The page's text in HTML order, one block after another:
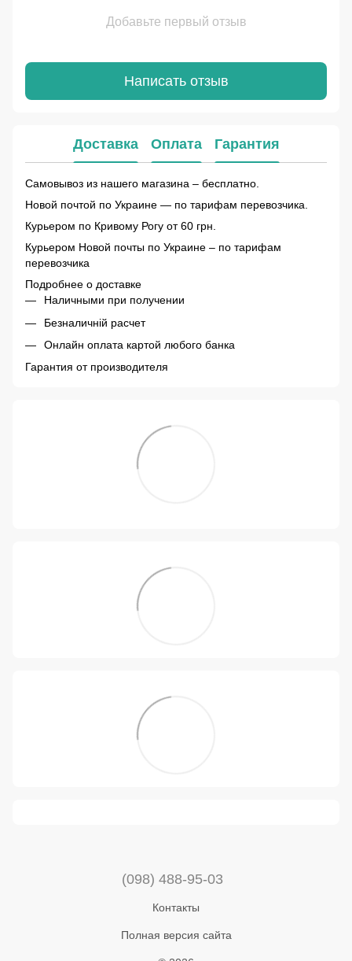
Добавьте первый отзыв
Написать отзыв
Доставка Оплата Гарантия
Самовывоз из нашего магазина – бесплатно.
Новой почтой по Украине — по тарифам перевозчика.
Курьером по Кривому Рогу от 60 грн.
Курьером Новой почты по Украине – по тарифам
перевозчика
Подробнее о доставке
Наличными при получении
Безналичній расчет
Онлайн оплата картой любого банка
Гарантия от производителя
(098) 488-95-03
Контакты
Полная версия сайта